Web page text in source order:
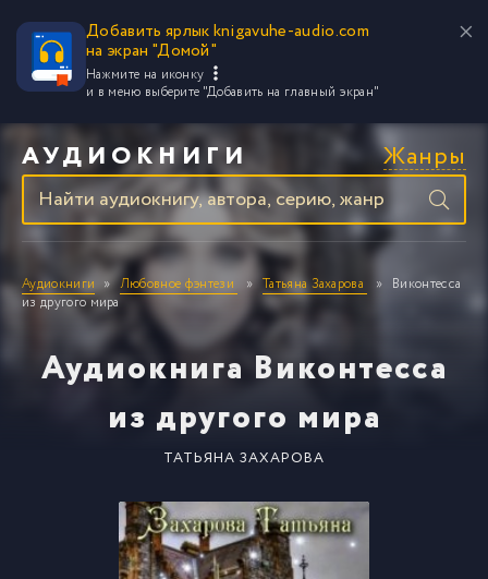
Добавить ярлык knigavuhe-audio.com
на экран "Домой"
Нажмите на иконку
и в меню выберите "Добавить на главный экран"
АУДИОКНИГИ Жанры
Аудиокниги Любовное фэнтези Татьяна Захарова
Виконтесса
из другого мира
Аудиокнига Виконтесса
из другого мира
ТАТЬЯНА ЗАХАРОВА